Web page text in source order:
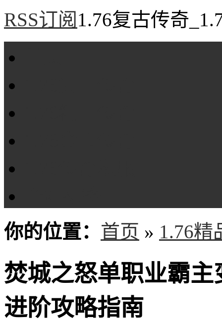
RSS订阅 1.76复古传奇
你的位置： 首页 » 1.76精
焚城之怒单职业霸
进阶攻略指南